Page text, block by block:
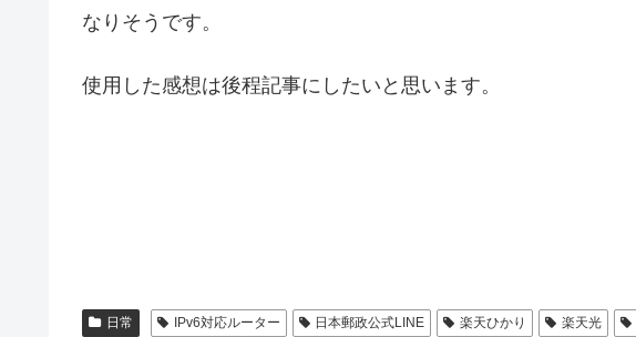
なりそうです。
使用した感想は後程記事にしたいと思います。
日常 IPv6対応ルーター 日本郵政公式LINE 楽天ひかり 楽天光